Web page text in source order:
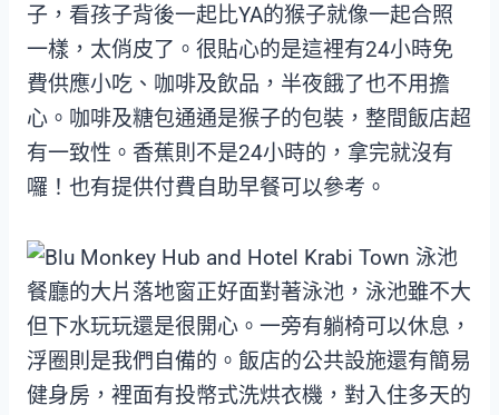
子，看孩子背後一起比YA的猴子就像一起合照
一樣，太俏皮了。很貼心的是這裡有24小時免
費供應小吃、咖啡及飲品，半夜餓了也不用擔
心。咖啡及糖包通通是猴子的包裝，整間飯店超
有一致性。香蕉則不是24小時的，拿完就沒有
囉！也有提供付費自助早餐可以參考。
餐廳的大片落地窗正好面對著泳池，泳池雖不大
但下水玩玩還是很開心。一旁有躺椅可以休息，
浮圈則是我們自備的。飯店的公共設施還有簡易
健身房，裡面有投幣式洗烘衣機，對入住多天的